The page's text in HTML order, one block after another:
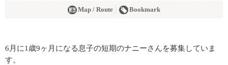
Map / Route Bookmark
6月に1歳9ヶ月になる息子の短期のナニーさんを募集していま
す。